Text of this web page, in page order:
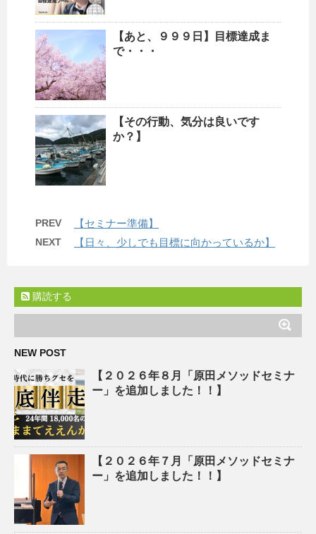
【あと、９９９日】目標達成ま
で・・・
【その行動、気分は良いです
か？】
PREV 【セミナー準備】
NEXT 【日々、少しでも目標に向かっているか】
購読する
NEW POST
【２０２６年８月「原田メソッドセミナ
ー」を追加しました！！】
【２０２６年７月「原田メソッドセミナ
ー」を追加しました！！】